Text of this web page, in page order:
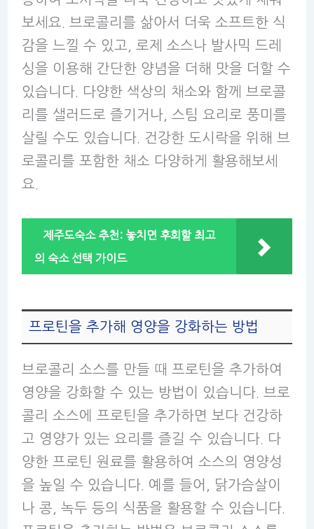
보세요. 브로콜리를 삶아서 더욱 소프트한 식
감을 느낄 수 있고, 로제 소스나 발사믹 드레
싱을 이용해 간단한 양념을 더해 맛을 더할 수
있습니다. 다양한 색상의 채소와 함께 브로콜
리를 샐러드로 즐기거나, 스팀 요리로 풍미를
살릴 수도 있습니다. 건강한 도시락을 위해 브
로콜리를 포함한 채소 다양하게 활용해보세
요.
제주도숙소 추천: 놓치면 후회할 최고
의 숙소 선택 가이드
프로틴을 추가해 영양을 강화하는 방법
브로콜리 소스를 만들 때 프로틴을 추가하여
영양을 강화할 수 있는 방법이 있습니다. 브로
콜리 소스에 프로틴을 추가하면 보다 건강하
고 영양가 있는 요리를 즐길 수 있습니다. 다
양한 프로틴 원료를 활용하여 소스의 영양성
을 높일 수 있습니다. 예를 들어, 닭가슴살이
나 콩, 녹두 등의 식품을 활용할 수 있습니다.